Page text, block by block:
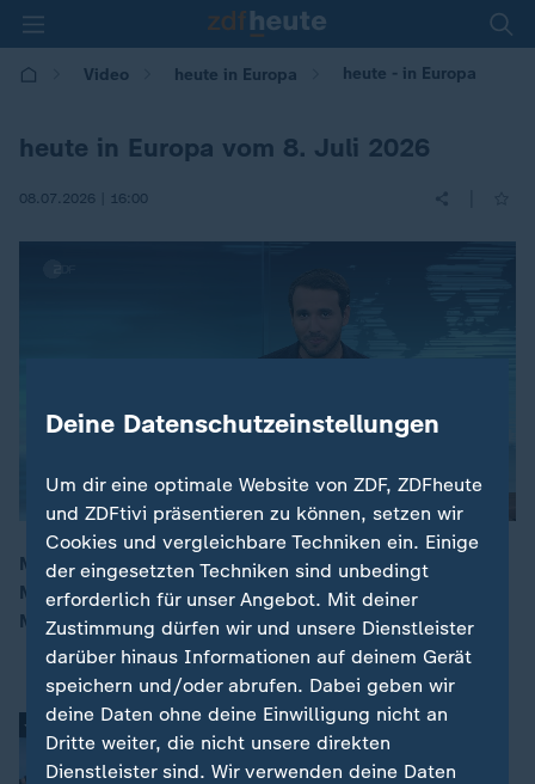
Video heute in Europa heute - in Europa
heute in Europa vom 8. Juli 2026
08.07.2026 | 16:00
00:16
Mit den Themen: NATO-Gipfel in Ankara – Weiter
Milliardenhilfe für Ukraine / Urlaub am Schwarzen
Meer – Tourismus leidet unter Krieg
NATO-Gipfel in Ankara: Tag 2
Elmar Theveßen
Deine Datenschutzeinstellungen
Um dir eine optimale Website von ZDF, ZDFheute
und ZDFtivi präsentieren zu können, setzen wir
Cookies und vergleichbare Techniken ein. Einige
der eingesetzten Techniken sind unbedingt
erforderlich für unser Angebot. Mit deiner
Zustimmung dürfen wir und unsere Dienstleister
darüber hinaus Informationen auf deinem Gerät
speichern und/oder abrufen. Dabei geben wir
deine Daten ohne deine Einwilligung nicht an
Dritte weiter, die nicht unsere direkten
Dienstleister sind. Wir verwenden deine Daten